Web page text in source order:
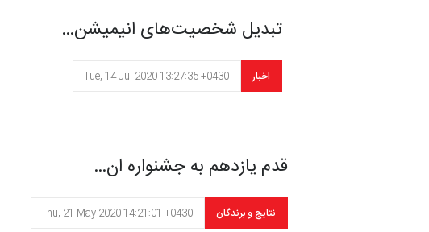
تبدیل شخصیت‌های انیمیشن‌…
اخبار Tue, 14 Jul 2020 13:27:35 +0430
قدم یازدهم به جشنواره ان…
نتایج و برندگان Thu, 21 May 2020 14:21:01 +0430